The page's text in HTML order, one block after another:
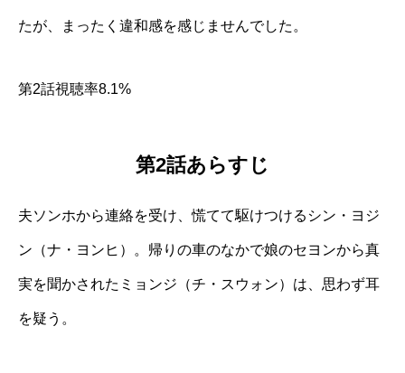
たが、まったく違和感を感じませんでした。
第2話視聴率8.1%
第2話あらすじ
夫ソンホから連絡を受け、慌てて駆けつけるシン・ヨジ
ン（ナ・ヨンヒ）。帰りの車のなかで娘のセヨンから真
実を聞かされたミョンジ（チ・スウォン）は、思わず耳
を疑う。